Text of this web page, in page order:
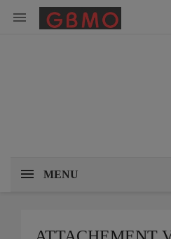

MENU